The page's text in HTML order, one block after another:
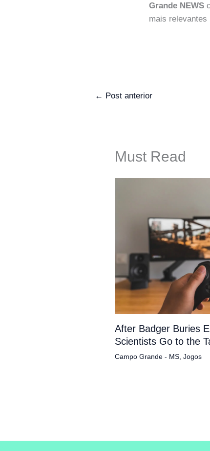
Grande NEWS
mais relevantes
← Post anterior
Must Read
After Badger Buries
Scientists Go to the
Campo Grande - MS, Jogos